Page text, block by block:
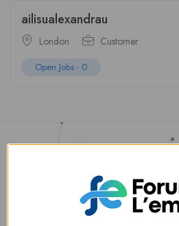
ailisualexandrau
London Customer
Open Jobs - 0